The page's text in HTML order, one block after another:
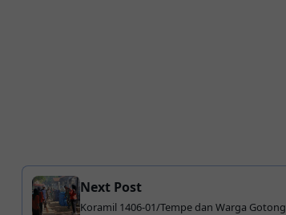
Next Post
Koramil 1406-01/Tempe dan Warga